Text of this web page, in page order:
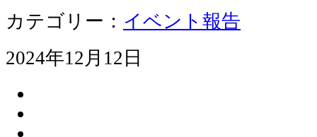
カテゴリー： イベント報告
2024年12月12日